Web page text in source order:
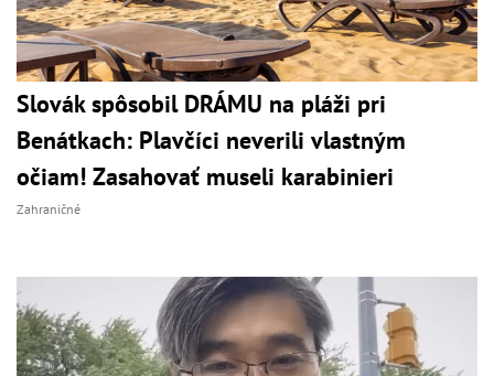
Slovák spôsobil DRÁMU na pláži pri
Benátkach: Plavčíci neverili vlastným
očiam! Zasahovať museli karabinieri
Zahraničné